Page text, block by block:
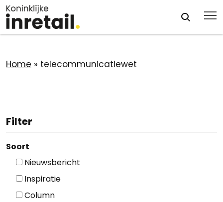
Home » telecommunicatiewet
Filter
Soort
Nieuwsbericht
Inspiratie
Column